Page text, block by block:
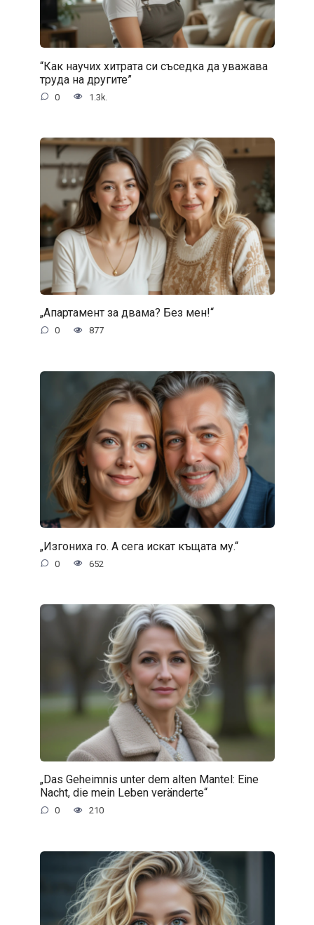
“Как научих хитрата си съседка да уважава
труда на другите”
0 1.3k.
„Апартамент за двама? Без мен!“
0 877
„Изгониха го. А сега искат къщата му.“
0 652
„Das Geheimnis unter dem alten Mantel: Eine
Nacht, die mein Leben veränderte“
0 210